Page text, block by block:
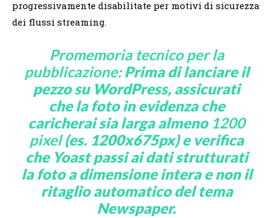
progressivamente disabilitate per motivi di sicurezza
dei flussi streaming.
Promemoria tecnico per la
pubblicazione:Prima di lanciare il
pezzo su WordPress, assicurati
che la foto in evidenza che
caricherai sia larga almeno 1200
pixel(es. 1200x675px) e verifica
che Yoast passi ai dati strutturati
la foto a dimensione intera e non il
ritaglio automatico del tema
Newspaper.